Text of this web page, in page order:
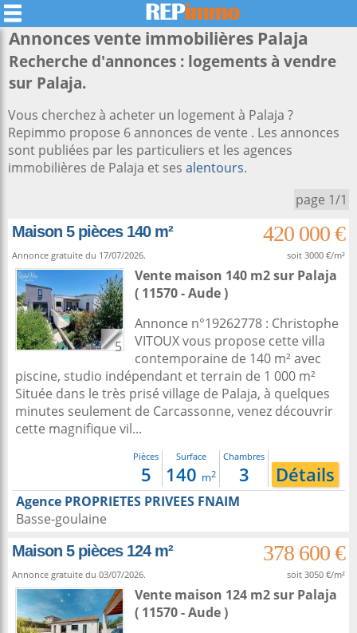
Annonces vente immobilières Palaja
Recherche d'annonces : logements à vendre
sur Palaja.
Vous cherchez à acheter un logement à Palaja ?
Repimmo propose 6 annonces de vente . Les annonces
sont publiées par les particuliers et les agences
immobilières de Palaja et ses alentours.
page 1/1
Maison 5 pièces 140 m²
420 000 €
Annonce gratuite du 17/07/2026. soit 3000 €/m²
5
Vente maison 140 m2sur Palaja
( 11570 - Aude )
Annonce n°19262778 : Christophe
VITOUX vous propose cette villa
contemporaine de 140 m² avec
piscine, studio indépendant et terrain de 1 000 m²
Située dans le très prisé village de Palaja, à quelques
minutes seulement de Carcassonne, venez découvrir
cette magnifique vil...
Pièces
5
Surface
140 m2
Chambres
3 Détails
Agence PROPRIETES PRIVEES FNAIM
Basse-goulaine
Maison 5 pièces 124 m²
378 600 €
Annonce gratuite du 03/07/2026. soit 3050 €/m²
Vente maison 124 m2sur Palaja
( 11570 - Aude )